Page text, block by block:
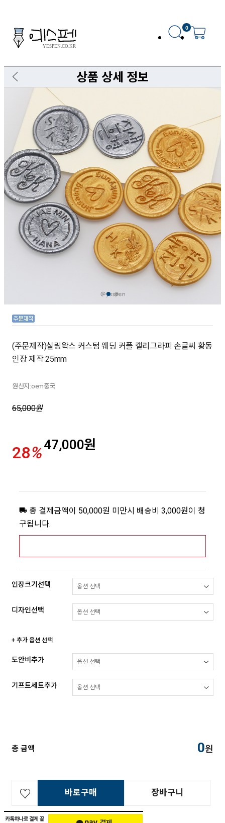
0
상품 상세 정보
(주문제작)실링왁스 커스텀 웨딩 커플 캘리그라피 손글씨 황동
인장 제작 25mm
원산지:oem중국
65,000원
28%47,000원
총 결제금액이 50,000원 미만시 배송비 3,000원이 청
구됩니다.
인장크기선택
디자인선택
+ 추가 옵션 선택
도안비추가
기프트세트추가
총 금액 0원
바로구매 장바구니